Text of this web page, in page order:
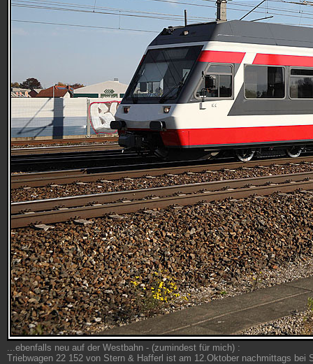
...ebenfalls neu auf der Westbahn - (zumindest für mich) :
Triebwagen 22 152 von Stern & Hafferl ist am 12.Oktober nachmittags bei